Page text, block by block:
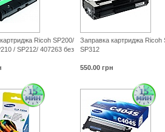
Ricoh SP200/
/ SP212/ 407263 без
Заправка картриджа Ricoh
SP312
550.00 грн